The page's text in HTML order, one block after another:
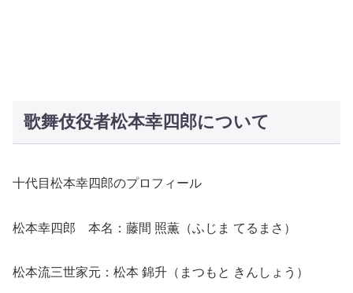
歌舞伎役者松本幸四郎について
十代目松本幸四郎のプロフィール
松本幸四郎 本名：藤間 照薫（ふじま てるまさ）
松本流三世家元：松本 錦升（まつもと きんしょう）